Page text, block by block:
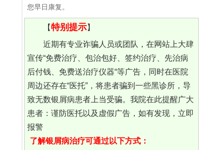
您早日康复。
【特别提示】
近期有专业诈骗人员或团队，在网站上大肆
宣传“免费治疗、包治包好、签约治疗、先治病
后付钱、免费送治疗仪器“等广告，同时在医院
周边还存在“医托”，将患者骗到一些黑诊所，导
致无数银屑病患者上当受骗。我院在此提醒广大
患者：谨防医托以及虚假广告，如有发现，立即
报警
了解银屑病治疗可通过以下方式：